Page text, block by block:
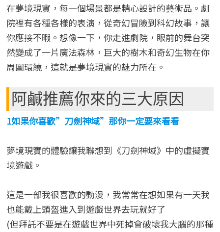
在夢境現實，每一個場景都是精心設計的藝術品。劇
院裡有各種各樣的表演，從奇幻冒險到科幻故事，讓
你應接不暇。想像一下，你走進劇院，眼前的舞台突
然變成了一片魔法森林，巨大的樹木和奇幻生物在你
周圍環繞，這就是夢境現實的魅力所在。
阿鹹推薦你來的三大原因
1如果你喜歡”刀劍神域”那你一定要來看看
夢境現實的體驗讓我聯想到《刀劍神域》中的虛擬實
境遊戲。
這是一部我很喜歡的動漫，我常常在想如果有一天我
也能戴上頭盔進入到遊戲世界去玩就好了
(但拜託不要是在遊戲世界中死掉會破壞我大腦的那種